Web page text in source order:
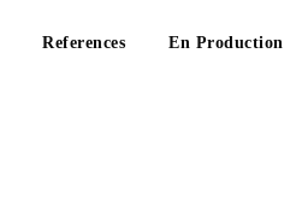
References En Production